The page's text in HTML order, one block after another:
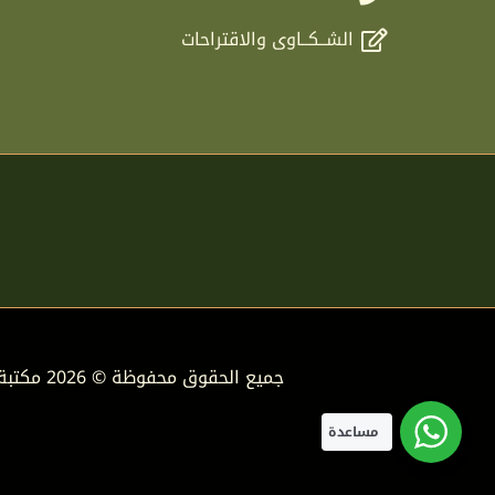
الشــكــاوى والاقتراحات
جميع الحقوق محفوظة © 2026 مكتبة دار الفوائد
مساعدة